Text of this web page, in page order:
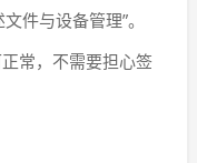
件与设备管理”。
常，不需要担心签